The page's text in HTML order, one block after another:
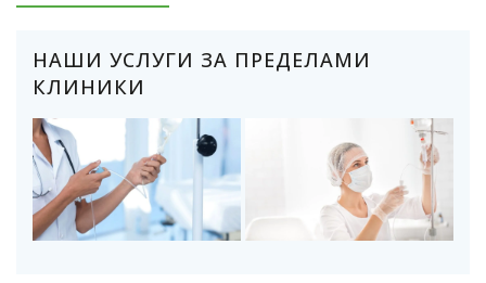
НАШИ УСЛУГИ ЗА ПРЕДЕЛАМИ
КЛИНИКИ